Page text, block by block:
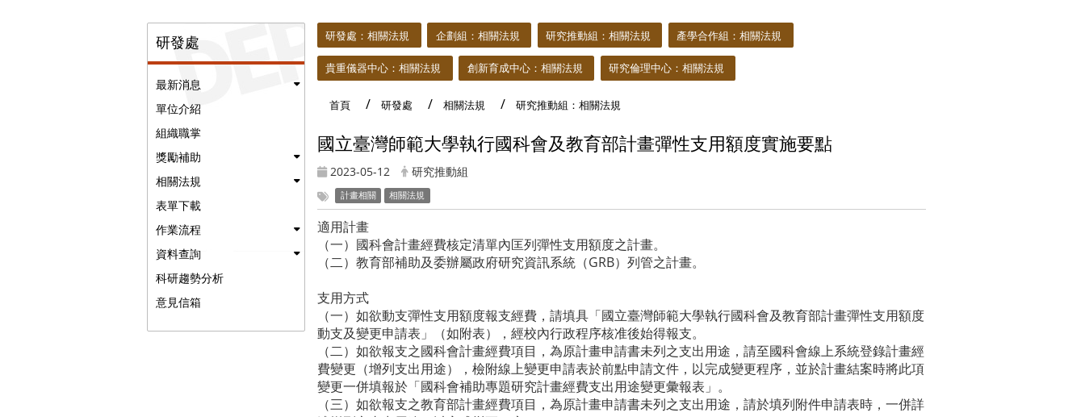
研發處
最新消息
單位介紹
組織職掌
獎勵補助
相關法規
表單下載
作業流程
資料查詢
科研趨勢分析
意見信箱
研發處：相關法規 企劃組：相關法規 研究推動組：相關法規 產學合作組：相關法規
貴重儀器中心：相關法規 創新育成中心：相關法規 研究倫理中心：相關法規
首頁 研發處 相關法規 研究推動組：相關法規
國立臺灣師範大學執行國科會及教育部計畫彈性支用額度實施要點
2023-05-12 研究推動組
計畫相關 相關法規
適用計畫
（一）國科會計畫經費核定清單內匡列彈性支用額度之計畫。
（二）教育部補助及委辦屬政府研究資訊系統（GRB）列管之計畫。
支用方式
（一）如欲動支彈性支用額度報支經費，請填具「國立臺灣師範大學執行國科會及教育部計畫彈性支用額度
動支及變更申請表」（如附表），經校內行政程序核准後始得報支。
（二）如欲報支之國科會計畫經費項目，為原計畫申請書未列之支出用途，請至國科會線上系統登錄計畫經
費變更（增列支出用途），檢附線上變更申請表於前點申請文件，以完成變更程序，並於計畫結案時將此項
變更一併填報於「國科會補助專題研究計畫經費支出用途變更彙報表」。
（三）如欲報支之教育部計畫經費項目，為原計畫申請書未列之支出用途，請於填列附件申請表時，一併詳